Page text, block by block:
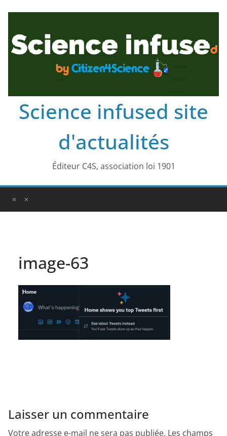
Science infused site
d'actualités
Éditeur C4S, association loi 1901
image-63
Laisser un commentaire
Votre adresse e-mail ne sera pas publiée. Les champs